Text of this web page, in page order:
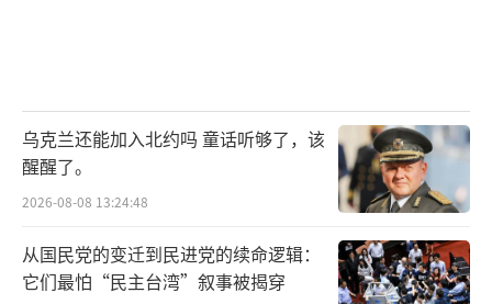
乌克兰还能加入北约吗 童话听够了，该
醒醒了。
2026-08-08 13:24:48
从国民党的变迁到民进党的续命逻辑：
它们最怕“民主台湾”叙事被揭穿